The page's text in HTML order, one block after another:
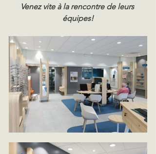
Venez vite à la rencontre de leurs
équipes!